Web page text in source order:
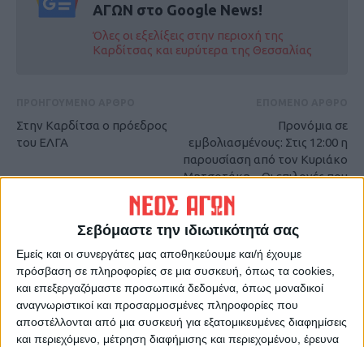
Σεβόμαστε την ιδιωτικότητά σας
Εμείς και οι συνεργάτες μας αποθηκεύουμε και/ή έχουμε
πρόσβαση σε πληροφορίες σε μια συσκευή, όπως τα cookies,
και επεξεργαζόμαστε προσωπικά δεδομένα, όπως μοναδικοί
αναγνωριστικοί και προσαρμοσμένες πληροφορίες που
αποστέλλονται από μια συσκευή για εξατομικευμένες διαφημίσεις
και περιεχόμενο, μέτρηση διαφήμισης και περιεχομένου, έρευνα
ΑΓΩΝ στο Google News!
Όλες οι εξελίξεις στην περιοχή της
Καρδίτσας και ευρύτερα της Θεσσαλίας
Στην Καρδίτσα ο πρόεδρος
του ΕΛΓΑ
Προνόμια σε
εμβολιασμένους: Στις 12:00 η
παρουσίαση από τον Κυριάκο
Μητσοτάκη – Οι επιλογές που